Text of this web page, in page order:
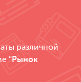
различной
"Рынок